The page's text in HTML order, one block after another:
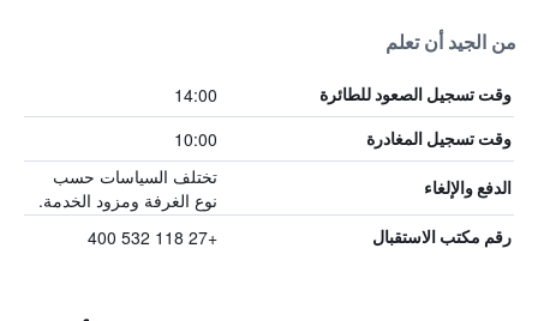
من الجيد أن تعلم
وقت تسجيل الصعود للطائرة 14:00
وقت تسجيل المغادرة 10:00
الدفع والإلغاء
تختلف السياسات حسب
نوع الغرفة ومزود الخدمة.
رقم مكتب الاستقبال +27 118 532 400